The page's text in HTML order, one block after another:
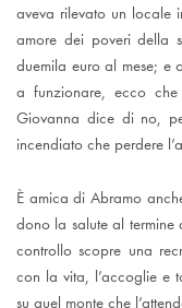
aveva rilevato un locale
amore dei poveri della
duemila euro al mese;
a funzionare, ecco
Giovanna dice di no,
incendiato che perdere
È amica di Abramo
dono la salute al
controllo scopre una
con la vita, l’accoglie e
su quel monte che